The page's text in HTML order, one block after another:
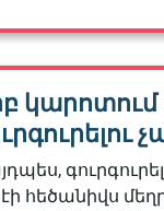
կարոտում
հեծանիվս